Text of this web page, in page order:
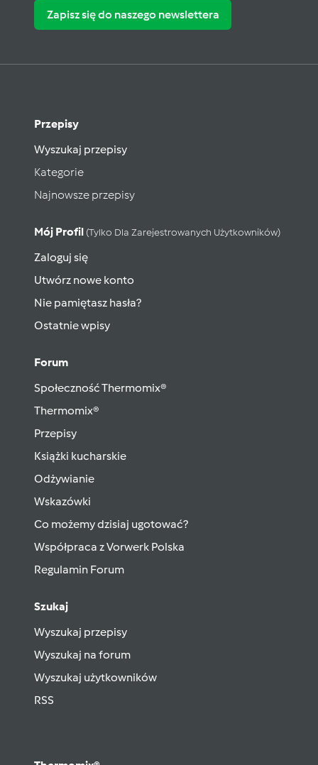
Zapisz się do naszego newslettera
Przepisy
Wyszukaj przepisy
Kategorie
Najnowsze przepisy
Mój Profil (tylko Dla Zarejestrowanych Użytkowników)
Zaloguj się
Utwórz nowe konto
Nie pamiętasz hasła?
Ostatnie wpisy
Forum
Społeczność Thermomix®
Thermomix®
Przepisy
Książki kucharskie
Odżywianie
Wskazówki
Co możemy dzisiaj ugotować?
Współpraca z Vorwerk Polska
Regulamin Forum
Szukaj
Wyszukaj przepisy
Wyszukaj na forum
Wyszukaj użytkowników
RSS